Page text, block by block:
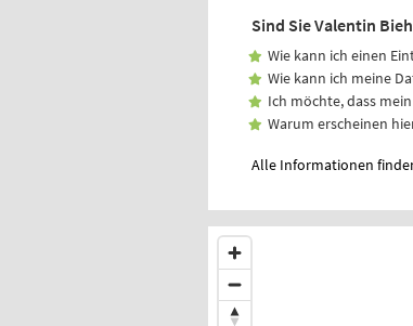
Sind Sie Valentin
Wie kann ich einen
Wie kann ich meine
Ich möchte, dass
Warum erscheinen
Alle Informationen